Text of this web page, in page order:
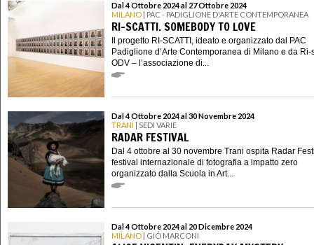
Dal 4 Ottobre 2024 al 27 Ottobre 2024
MILANO | PAC - PADIGLIONE D'ARTE CONTEMPORANEA
RI-SCATTI. SOMEBODY TO LOVE
Il progetto RI-SCATTI, ideato e organizzato dal PAC
Padiglione d’Arte Contemporanea di Milano e da Ri-
ODV – l’associazione di...
Dal 4 Ottobre 2024 al 30 Novembre 2024
TRANI | SEDI VARIE
RADAR FESTIVAL
Dal 4 ottobre al 30 novembre Trani ospita Radar
festival internazionale di fotografia a impatto zero
organizzato dalla Scuola in Art...
Dal 4 Ottobre 2024 al 20 Dicembre 2024
MILANO | GIÓ MARCONI